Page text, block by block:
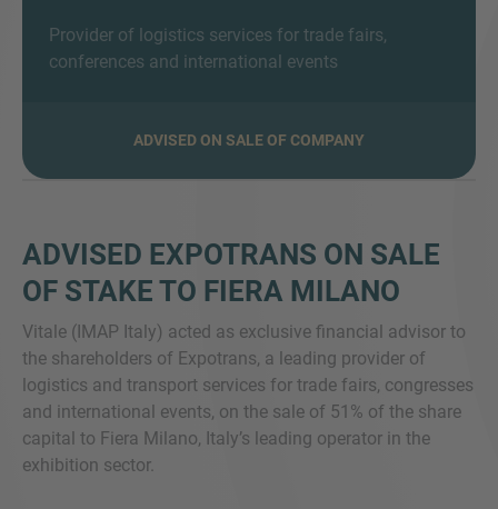
Provider of logistics services for trade fairs,
conferences and international events
ADVISED ON SALE OF COMPANY
ADVISED EXPOTRANS ON SALE
OF STAKE TO FIERA MILANO
Vitale (IMAP Italy) acted as exclusive financial advisor to
the shareholders of Expotrans, a leading provider of
logistics and transport services for trade fairs, congresses
and international events, on the sale of 51% of the share
capital to Fiera Milano, Italy’s leading operator in the
exhibition sector.
Vi hoppas få höra ifrån dig. Vårt team finns